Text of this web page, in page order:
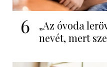
6
„Az óvoda
nevét, mert